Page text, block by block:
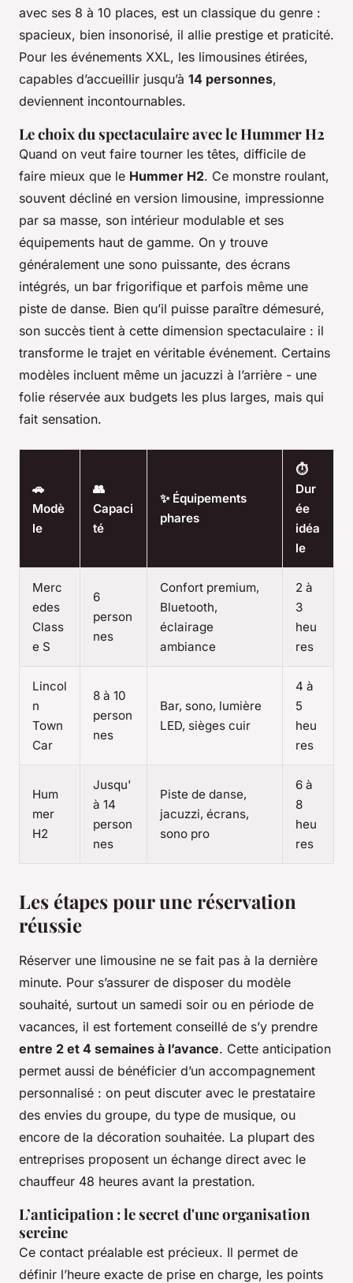
avec ses 8 à 10 places, est un classique du genre :
spacieux, bien insonorisé, il allie prestige et praticité.
Pour les événements XXL, les limousines étirées,
capables d’accueillir jusqu’à 14 personnes,
deviennent incontournables.
Le choix du spectaculaire avec le Hummer H2
Quand on veut faire tourner les têtes, difficile de
faire mieux que le Hummer H2. Ce monstre roulant,
souvent décliné en version limousine, impressionne
par sa masse, son intérieur modulable et ses
équipements haut de gamme. On y trouve
généralement une sono puissante, des écrans
intégrés, un bar frigorifique et parfois même une
piste de danse. Bien qu’il puisse paraître démesuré,
son succès tient à cette dimension spectaculaire : il
transforme le trajet en véritable événement. Certains
modèles incluent même un jacuzzi à l’arrière - une
folie réservée aux budgets les plus larges, mais qui
fait sensation.
🚗
Modè
le
👥
Capaci
té
✨ Équipements
phares
⏱️
Dur
ée
idéa
le
Merc
edes
Class
e S
6
person
nes
Confort premium,
Bluetooth,
éclairage
ambiance
2 à
3
heu
res
Lincol
n
Town
Car
8 à 10
person
nes
Bar, sono, lumière
LED, sièges cuir
4 à
5
heu
res
Hum
mer
H2
Jusqu'
à 14
person
nes
Piste de danse,
jacuzzi, écrans,
sono pro
6 à
8
heu
res
Les étapes pour une réservation
réussie
Réserver une limousine ne se fait pas à la dernière
minute. Pour s’assurer de disposer du modèle
souhaité, surtout un samedi soir ou en période de
vacances, il est fortement conseillé de s’y prendre
entre 2 et 4 semaines à l’avance. Cette anticipation
permet aussi de bénéficier d’un accompagnement
personnalisé : on peut discuter avec le prestataire
des envies du groupe, du type de musique, ou
encore de la décoration souhaitée. La plupart des
entreprises proposent un échange direct avec le
chauffeur 48 heures avant la prestation.
L’anticipation : le secret d'une organisation
sereine
Ce contact préalable est précieux. Il permet de
définir l’heure exacte de prise en charge, les points